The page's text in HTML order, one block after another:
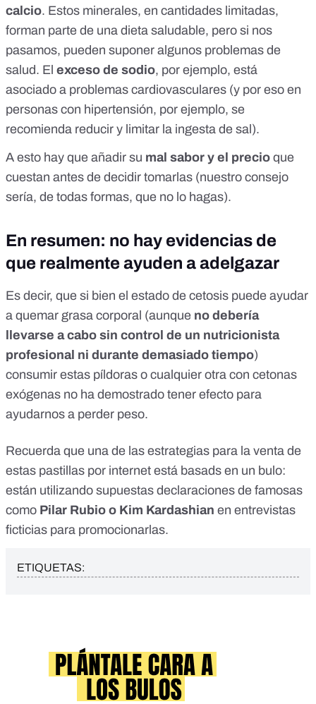
calcio. Estos minerales, en cantidades limitadas,
forman parte de una dieta saludable, pero si nos
pasamos, pueden suponer algunos problemas de
salud. El exceso de sodio, por ejemplo, está
asociado a problemas cardiovasculares (y por eso en
personas con hipertensión, por ejemplo, se
recomienda reducir y limitar la ingesta de sal).
A esto hay que añadir su mal sabor y el precio que
cuestan antes de decidir tomarlas (nuestro consejo
sería, de todas formas, que no lo hagas).
En resumen: no hay evidencias de
que realmente ayuden a adelgazar
Es decir, que si bien el estado de cetosis puede ayudar
a quemar grasa corporal (aunque no debería
llevarse a cabo sin control de un nutricionista
profesional ni durante demasiado tiempo)
consumir estas píldoras o cualquier otra con cetonas
exógenas no ha demostrado tener efecto para
ayudarnos a perder peso.
Recuerda que una de las estrategias para la venta de
estas pastillas por internet está basads en un bulo:
están utilizando supuestas declaraciones de famosas
como Pilar Rubio o Kim Kardashian en entrevistas
ficticias para promocionarlas.
ETIQUETAS: